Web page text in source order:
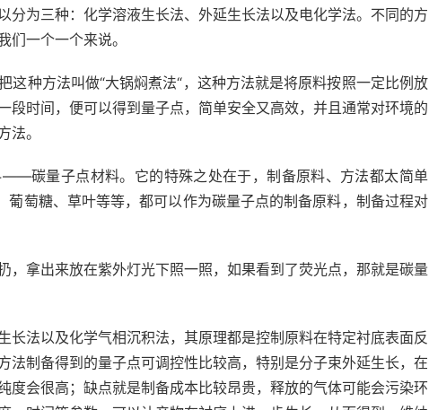
分为三种：化学溶液生长法、外延生长法以及电化学法。不同的方
们一个一个来说。
这种方法叫做“大锅焖煮法“，这种方法就是将原料按照一定比例放
段时间，便可以得到量子点，简单安全又高效，并且通常对环境的
法。
碳量子点材料。它的特殊之处在于，制备原料、方法都太简单
葡萄糖、草叶等等，都可以作为碳量子点的制备原料，制备过程对
，拿出来放在紫外灯光下照一照，如果看到了荧光点，那就是碳量
长法以及化学气相沉积法，其原理都是控制原料在特定衬底表面反
法制备得到的量子点可调控性比较高，特别是分子束外延生长，在
度会很高；缺点就是制备成本比较昂贵，释放的气体可能会污染环